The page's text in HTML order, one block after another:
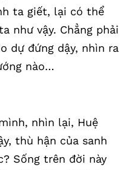
ta giết, lại có thể
như vậy. Chẳng phải
dự đứng dậy, nhìn ra
nào…
nhìn lại, Huệ
thù hận của sanh
Sống trên đời này